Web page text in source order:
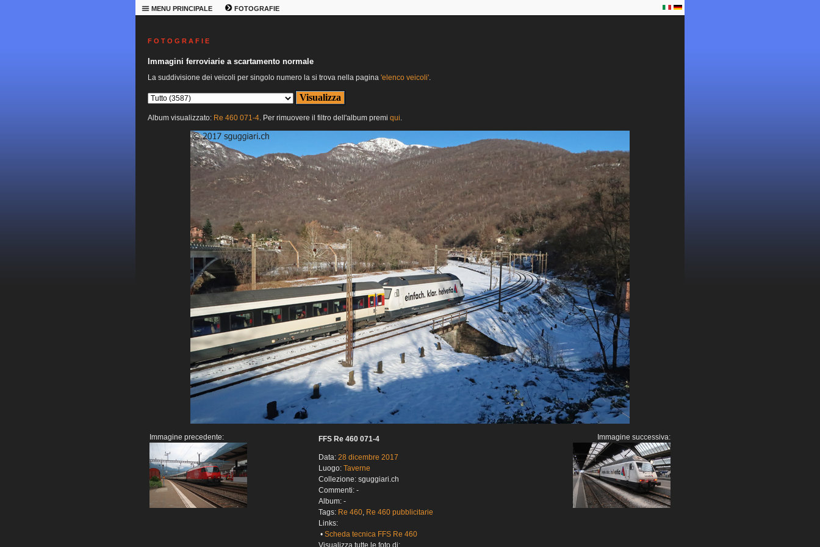
MENU PRINCIPALE FOTOGRAFIE
F O T O G R A F I E
Immagini ferroviarie a scartamento normale
La suddivisione dei veicoli per singolo numero la si trova nella pagina 'elenco veicoli'.
Album visualizzato: Re 460 071-4. Per rimuovere il filtro dell'album premi qui.
Immagine precedente: FFS Re 460 071-4
Data: 28 dicembre 2017
Luogo: Taverne
Collezione: sguggiari.ch
Commenti: -
Album: -
Tags: Re 460, Re 460 pubblicitarie
Links:
• Scheda tecnica FFS Re 460
Immagine successiva: